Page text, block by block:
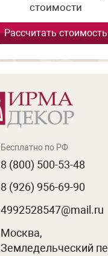
стоимости
Рассчитать стоимость
Бесплатно по РФ
8 (800) 500-53-48
8 (926) 956-69-90
4992528547@mail.ru
Москва,
Земледельческий